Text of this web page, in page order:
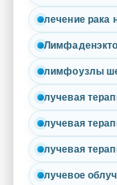
лечение рака
лимфоузлы
лучевая
лучевая
лучевая
лучевое